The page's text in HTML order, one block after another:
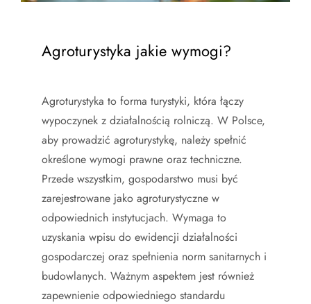
Agroturystyka jakie wymogi?
Agroturystyka to forma turystyki, która łączy
wypoczynek z działalnością rolniczą. W Polsce,
aby prowadzić agroturystykę, należy spełnić
określone wymogi prawne oraz techniczne.
Przede wszystkim, gospodarstwo musi być
zarejestrowane jako agroturystyczne w
odpowiednich instytucjach. Wymaga to
uzyskania wpisu do ewidencji działalności
gospodarczej oraz spełnienia norm sanitarnych i
budowlanych. Ważnym aspektem jest również
zapewnienie odpowiedniego standardu